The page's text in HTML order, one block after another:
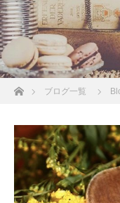
ホームブログ一覧